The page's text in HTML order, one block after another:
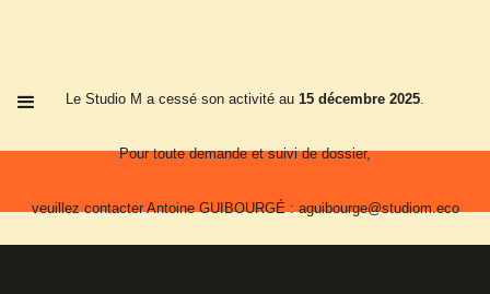
Le Studio M a cessé son activité au 15 décembre 2025.
Pour toute demande et suivi de dossier,
veuillez contacter Antoine GUIBOURGÉ : aguibourge@studiom.eco